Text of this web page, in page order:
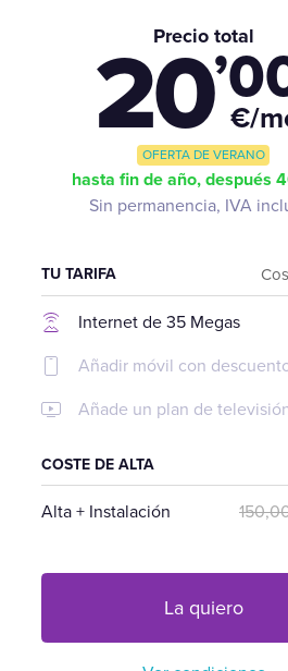
Precio total
20 €/
OFERTA DE VERANO
hasta fin de año, después
Sin permanencia, IVA
TU TARIFA
Internet de 35 Megas
Añadir móvil con
Añade un plan de
COSTE DE ALTA
Alta + Instalación
La quiero